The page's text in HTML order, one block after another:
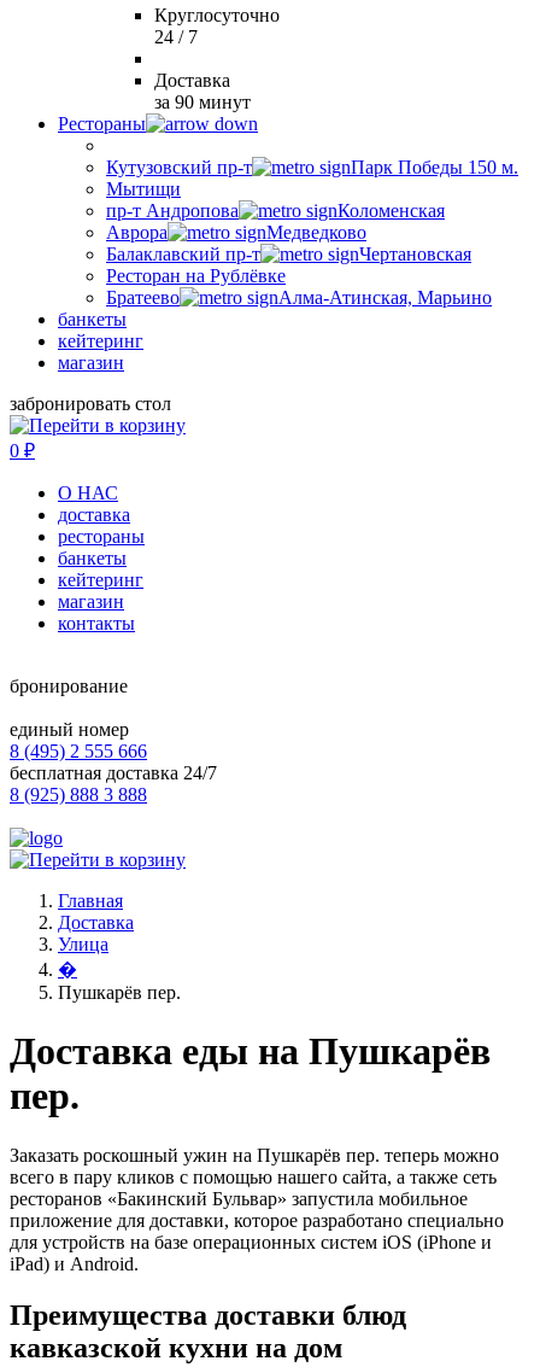
Круглосуточно
24 / 7
Доставка
за 90 минут
Рестораны
Кутузовский пр-т
Парк Победы 150 м.
Мытищи
пр-т Андропова
Коломенская
Аврора
Медведково
Балаклавский пр-т
Чертановская
Ресторан на Рублёвке
Братеево
Алма-Атинская, Марьино
банкеты
кейтеринг
магазин
забронировать стол
0 ₽
О НАС
доставка
рестораны
банкеты
кейтеринг
магазин
контакты
бронирование
единый номер
8 (495) 2 555 666
бесплатная доставка 24/7
8 (925) 888 3 888
Главная
Доставка
Улица
�
Пушкарёв пер.
Доставка еды на Пушкарёв
пер.
Заказать роскошный ужин на Пушкарёв пер. теперь можно
всего в пару кликов с помощью нашего сайта, а также сеть
ресторанов «Бакинский Бульвар» запустила мобильное
приложение для доставки, которое разработано специально
для устройств на базе операционных систем iOS (iPhone и
iPad) и Android.
Преимущества доставки блюд
кавказской кухни на дом